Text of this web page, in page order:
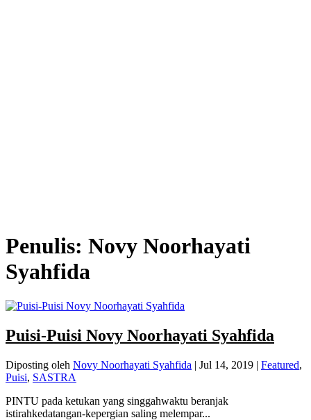
Penulis: Novy Noorhayati
Syahfida
Puisi-Puisi Novy Noorhayati Syahfida
Diposting oleh Novy Noorhayati Syahfida | Jul 14, 2019 | Featured,
Puisi, SASTRA
PINTU pada ketukan yang singgahwaktu beranjak
istirahkedatangan-kepergian saling melempar...